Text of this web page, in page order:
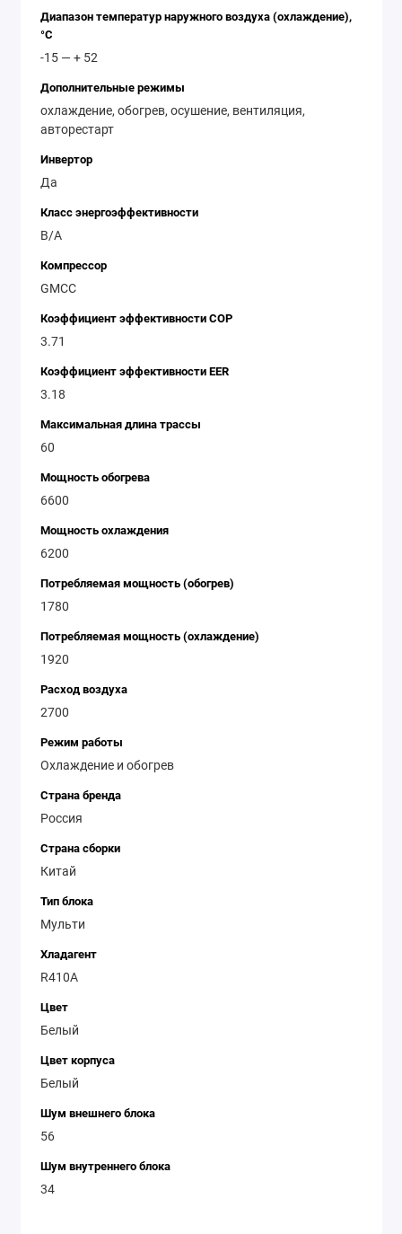
Количество внутренних блоков: 2
Диапазон температур наружного воздуха (охлаждение),
°C
-15 — + 52
Дополнительные режимы
охлаждение, обогрев, осушение, вентиляция,
авторестарт
Инвертор
Да
Класс энергоэффективности
B/A
Компрессор
GMCC
Коэффициент эффективности COP
3.71
Коэффициент эффективности EER
3.18
Максимальная длина трассы
60
Мощность обогрева
6600
Мощность охлаждения
6200
Потребляемая мощность (обогрев)
1780
Потребляемая мощность (охлаждение)
1920
Расход воздуха
2700
Режим работы
Охлаждение и обогрев
Страна бренда
Россия
Страна сборки
Китай
Тип блока
Мульти
Хладагент
R410A
Цвет
Белый
Цвет корпуса
Белый
Шум внешнего блока
56
Шум внутреннего блока
34